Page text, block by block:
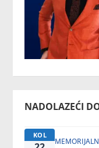
NADOLAZEĆI
KOL